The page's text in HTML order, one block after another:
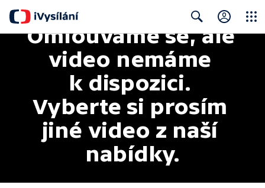
Search
Omlouváme se, ale
video nemáme
k dispozici.
Vyberte si prosím
jiné video z naší
nabídky.